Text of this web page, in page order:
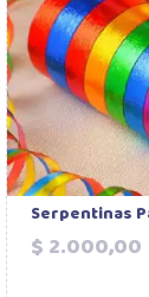
Serpentinas
$ 2.000,00